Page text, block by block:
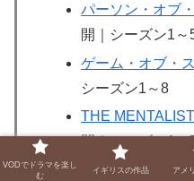
パーソン・オブ
開｜シーズン1～
ゲーム・オブ・
シーズン1～8
THE
開｜シーズン1～
スチュアート★
VODでドラマを楽し
む
イギリスの作品 アメ